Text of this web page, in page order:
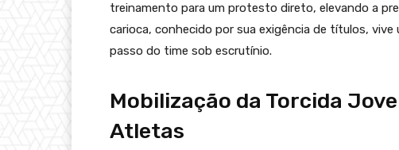
treinamento para um protesto direto, elevando a
carioca, conhecido por sua exigência de títulos,
passo do time sob escrutínio.
Mobilização da Torcida
Atletas